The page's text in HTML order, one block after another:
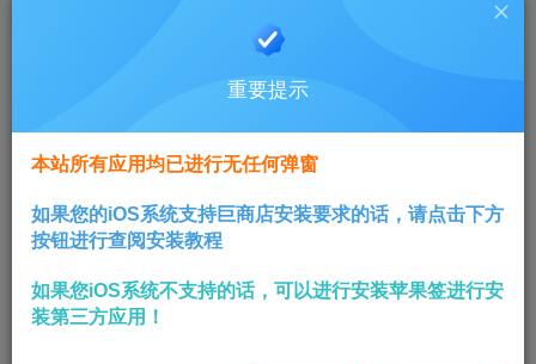
影视集合观影软件
资源充足 ◆播放速度快 ■可看短剧、听书、漫画、
音乐
重要提示
本站所有应用均已进行无任何弹窗
如果您的iOS系统支持巨商店安装要求的话，请点击下方
按钮进行查阅安装教程
如果您iOS系统不支持的话，可以进行安装苹果签进行安
装第三方应用！